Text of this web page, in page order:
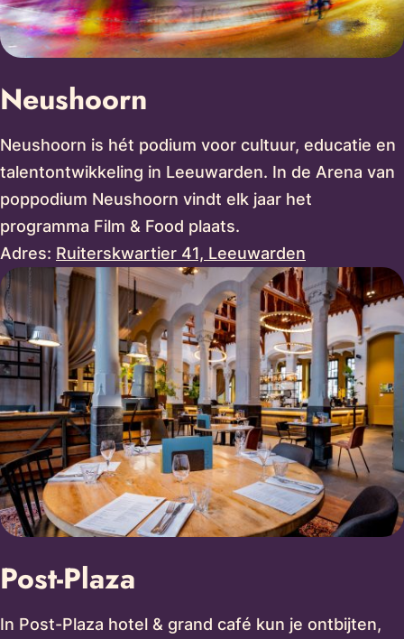
Neushoorn
Neushoorn is hét podium voor cultuur, educatie en
talentontwikkeling in Leeuwarden. In de Arena van
poppodium Neushoorn vindt elk jaar het
programma Film & Food plaats.
Adres: Ruiterskwartier 41, Leeuwarden
Post-Plaza
In Post-Plaza hotel & grand café kun je ontbijten,